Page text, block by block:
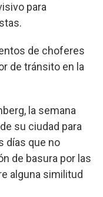
para
de choferes
de tránsito en la
la semana
su ciudad para
días que no
de basura por las
alguna similitud